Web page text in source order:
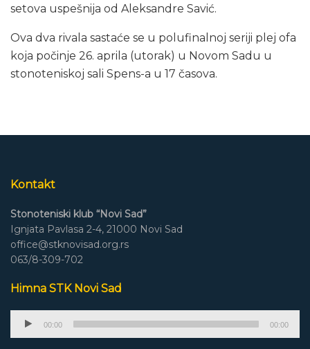
setova uspešnija od Aleksandre Savić.
Ova dva rivala sastaće se u polufinalnoj seriji plej ofa
koja počinje 26. aprila (utorak) u Novom Sadu u
stonoteniskoj sali Spens-a u 17 časova.
Kontakt
Stonoteniski klub “Novi Sad”
Ignjata Pavlasa 2-4, 21000 Novi Sad
office@stknovisad.org.rs
063/8-309-702
Himna STK Novi Sad
Audio
00:00 00:00